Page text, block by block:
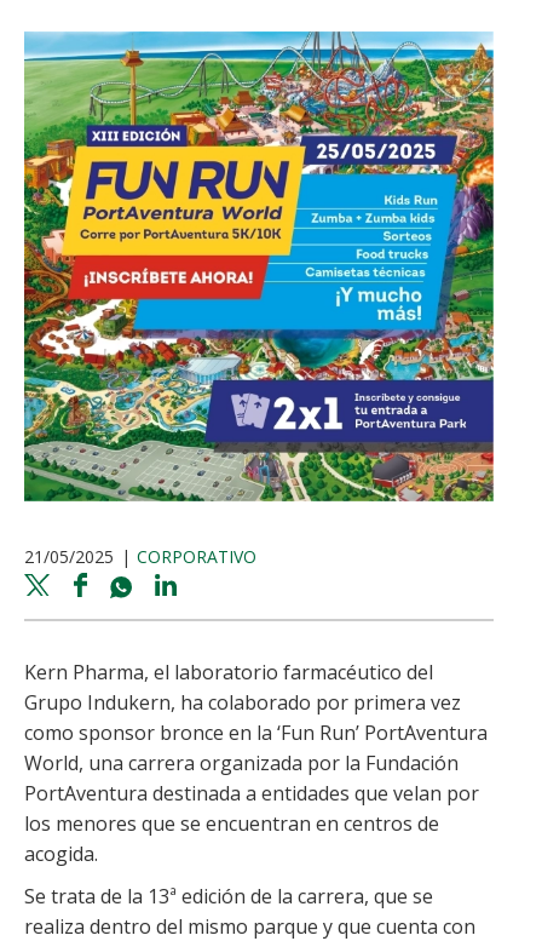
21/05/2025 CORPORATIVO
Twitter
share
Facebook
share
Whatsapp
shareshare
Kern Pharma, el laboratorio farmacéutico del
Grupo Indukern, ha colaborado por primera vez
como sponsor bronce en la ‘Fun Run’ PortAventura
World, una carrera organizada por la Fundación
PortAventura destinada a entidades que velan por
los menores que se encuentran en centros de
acogida.
Se trata de la 13ª edición de la carrera, que se
realiza dentro del mismo parque y que cuenta con